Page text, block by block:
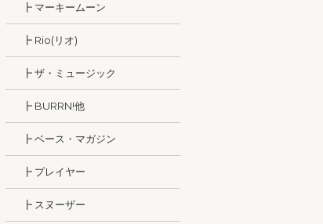
┣ マーキームーン
┣ Rio(リオ)
┣ ザ・ミュージック
┣ BURRN!他
┣ ベース・マガジン
┣ プレイヤー
┣ スヌーザー